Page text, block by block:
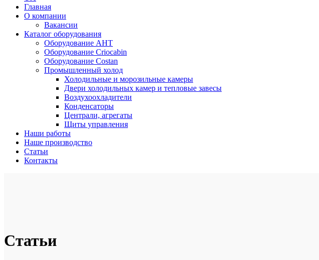
Главная
О компании
Вакансии
Каталог оборудования
Оборудование AHT
Оборудование Criocabin
Оборудование Costan
Промышленный холод
Холодильные и морозильные камеры
Двери холодильных камер и тепловые завесы
Воздухоохладители
Конденсаторы
Централи, агрегаты
Щиты управления
Наши работы
Наше производство
Статьи
Контакты
Статьи